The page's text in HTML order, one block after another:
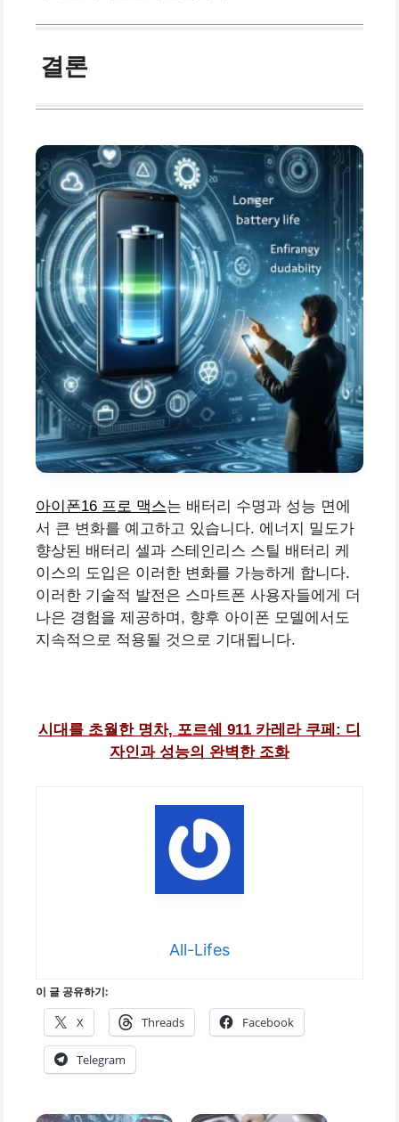
결론
아이폰16 프로 맥스는 배터리 수명과 성능 면에
서 큰 변화를 예고하고 있습니다. 에너지 밀도가
향상된 배터리 셀과 스테인리스 스틸 배터리 케
이스의 도입은 이러한 변화를 가능하게 합니다.
이러한 기술적 발전은 스마트폰 사용자들에게 더
나은 경험을 제공하며, 향후 아이폰 모델에서도
지속적으로 적용될 것으로 기대됩니다.
시대를 초월한 명차, 포르쉐 911 카레라 쿠페: 디
자인과 성능의 완벽한 조화
All-Lifes
이 글 공유하기:
X Threads Facebook
Telegram